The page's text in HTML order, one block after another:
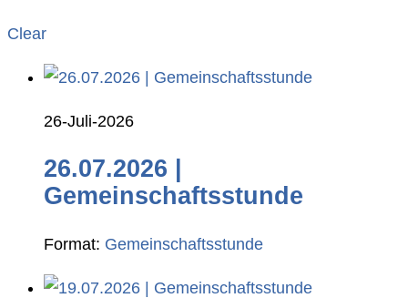
Clear
26-Juli-2026
26.07.2026 |
Gemeinschaftsstunde
Format: Gemeinschaftsstunde